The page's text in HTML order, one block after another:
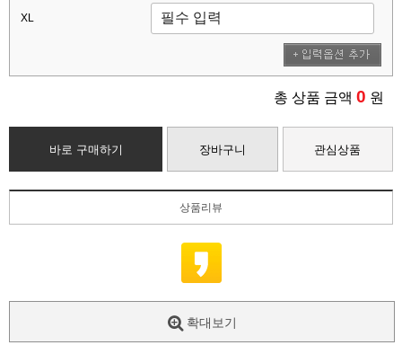
XL
총 상품 금액 0 원
바로 구매하기 장바구니 관심상품
상품리뷰
확대보기